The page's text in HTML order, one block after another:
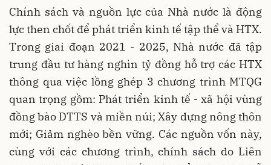
Chính sách và nguồn lực của Nhà nước là động
lực then chốt để phát triển kinh tế tập thể và HTX.
Trong giai đoạn 2021 - 2025, Nhà nước đã tập
trung đầu tư hàng nghìn tỷ đồng hỗ trợ các HTX
thông qua việc lồng ghép 3 chương trình MTQG
quan trọng gồm: Phát triển kinh tế - xã hội vùng
đồng bào DTTS và miền núi; Xây dựng nông thôn
mới; Giảm nghèo bền vững. Các nguồn vốn này,
cùng với các chương trình, chính sách do Liên